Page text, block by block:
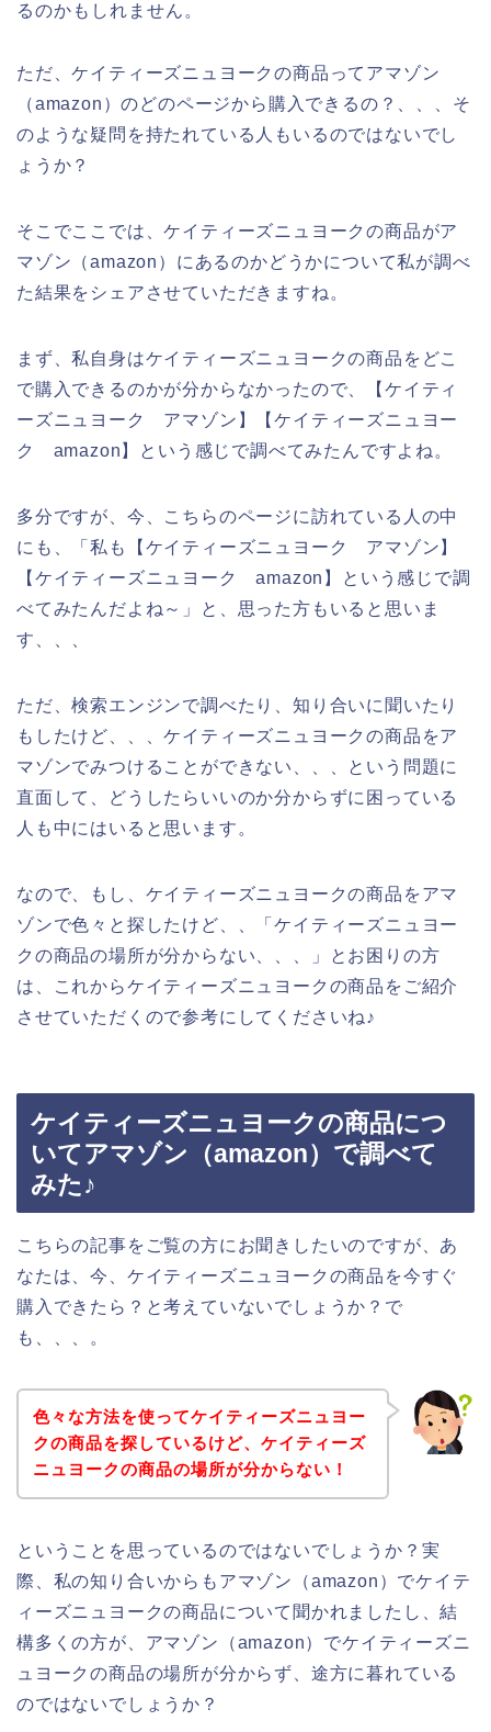
るのかもしれません。
ただ、ケイティーズニュヨークの商品ってアマゾン
（amazon）のどのページから購入できるの？、、、そ
のような疑問を持たれている人もいるのではないでし
ょうか？
そこでここでは、ケイティーズニュヨークの商品がア
マゾン（amazon）にあるのかどうかについて私が調べ
た結果をシェアさせていただきますね。
まず、私自身はケイティーズニュヨークの商品をどこ
で購入できるのかが分からなかったので、【ケイティ
ーズニュヨーク アマゾン】【ケイティーズニュヨー
ク amazon】という感じで調べてみたんですよね。
多分ですが、今、こちらのページに訪れている人の中
にも、「私も【ケイティーズニュヨーク アマゾン】
【ケイティーズニュヨーク amazon】という感じで調
べてみたんだよね～」と、思った方もいると思いま
す、、、
ただ、検索エンジンで調べたり、知り合いに聞いたり
もしたけど、、、ケイティーズニュヨークの商品をア
マゾンでみつけることができない、、、という問題に
直面して、どうしたらいいのか分からずに困っている
人も中にはいると思います。
なので、もし、ケイティーズニュヨークの商品をアマ
ゾンで色々と探したけど、、「ケイティーズニュヨー
クの商品の場所が分からない、、、」とお困りの方
は、これからケイティーズニュヨークの商品をご紹介
させていただくので参考にしてくださいね♪
ケイティーズニュヨークの商品につ
いてアマゾン（amazon）で調べて
みた♪
こちらの記事をご覧の方にお聞きしたいのですが、あ
なたは、今、ケイティーズニュヨークの商品を今すぐ
購入できたら？と考えていないでしょうか？で
も、、、。
色々な方法を使ってケイティーズニュヨー
クの商品を探しているけど、ケイティーズ
ニュヨークの商品の場所が分からない！
ということを思っているのではないでしょうか？実
際、私の知り合いからもアマゾン（amazon）でケイテ
ィーズニュヨークの商品について聞かれましたし、結
構多くの方が、アマゾン（amazon）でケイティーズニ
ュヨークの商品の場所が分からず、途方に暮れている
のではないでしょうか？